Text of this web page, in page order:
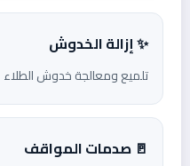
✨ إزالة الخدوش
تلميع ومعالجة خدوش الطلاء
🚪 صدمات المواقف